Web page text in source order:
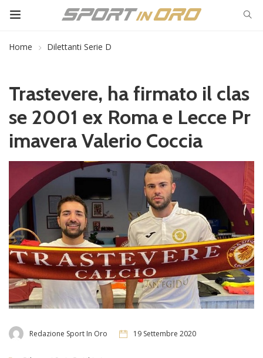
Home Dilettanti Serie D
Trastevere, ha firmato il clas
se 2001 ex Roma e Lecce Pr
imavera Valerio Coccia
Redazione Sport In Oro 19 Settembre 2020